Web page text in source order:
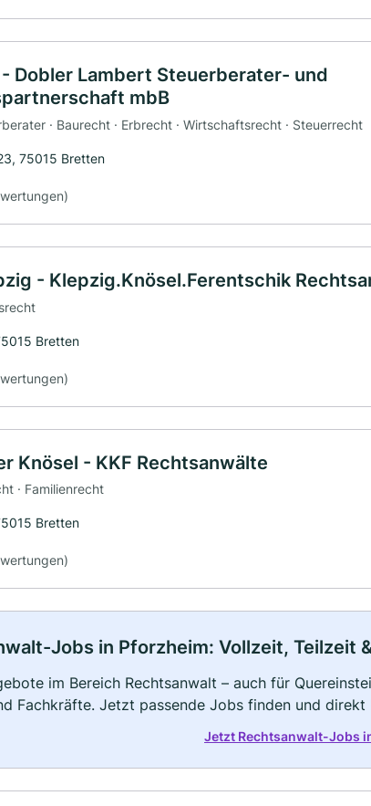
Dobler Lambert Steuerberater- und
mbB
· Baurecht · Erbrecht · Wirtschaftsrecht · Steuerrecht
75015 Bretten
- Klepzig.Knösel.Ferentschik
Bretten
Knösel - KKF Rechtsanwälte
· Familienrecht
Bretten
Jobs in Pforzheim: Vollzeit, Teilzeit
im Bereich Rechtsanwalt – auch für
Fachkräfte. Jetzt passende Jobs finden und direkt
Jetzt Rechtsanwalt-Jobs